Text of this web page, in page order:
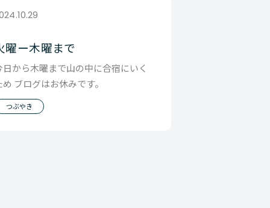
曜ー木曜まで
日から木曜まで山の中に合宿にいく
め ブログはお休みです。
つぶやき